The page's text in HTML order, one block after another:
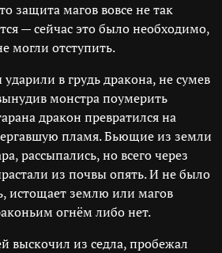
защита магов вовсе не так
— сейчас это было необходимо,
могли отступить.
в грудь дракона, не сумев
монстра поумерить
дракон превратился на
пламя. Бьющие из земли
рассыпались, но всего через
из почвы опять. И не было
истощает землю или магов
огнём либо нет.
выскочил из седла, пробежал